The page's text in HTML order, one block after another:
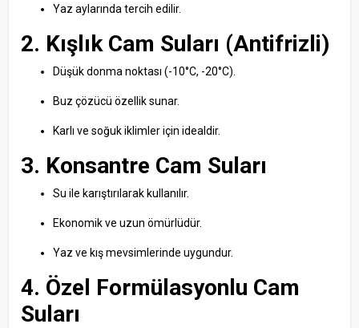
Yaz aylarında tercih edilir.
2. Kışlık Cam Suları (Antifrizli)
Düşük donma noktası (-10°C, -20°C).
Buz çözücü özellik sunar.
Karlı ve soğuk iklimler için idealdir.
3. Konsantre Cam Suları
Su ile karıştırılarak kullanılır.
Ekonomik ve uzun ömürlüdür.
Yaz ve kış mevsimlerinde uygundur.
4. Özel Formülasyonlu Cam
Suları